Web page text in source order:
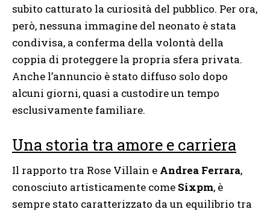
subito catturato la curiosità del pubblico. Per ora,
però, nessuna immagine del neonato è stata
condivisa, a conferma della volontà della
coppia di proteggere la propria sfera privata.
Anche l’annuncio è stato diffuso solo dopo
alcuni giorni, quasi a custodire un tempo
esclusivamente familiare.
Una storia tra amore e carriera
Il rapporto tra Rose Villain e Andrea Ferrara,
conosciuto artisticamente come Sixpm, è
sempre stato caratterizzato da un equilibrio tra